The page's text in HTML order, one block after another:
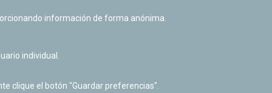
información de forma anónima.
individual.
clique el botón "Guardar preferencias".